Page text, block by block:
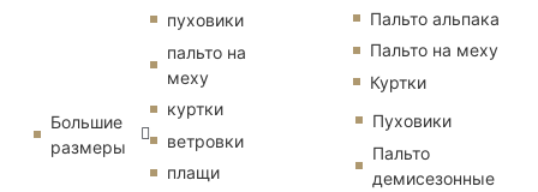
Большие
размеры
пуховики
пальто на
меху
куртки
ветровки
плащи
Пальто альпака
Пальто на меху
Куртки
Пуховики
Пальто
демисезонные